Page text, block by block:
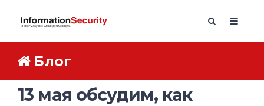
Блог
13 мая обсудим, как